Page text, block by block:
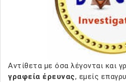
Αντίθετα με όσα λέγονται και
γραφεία έρευνας, εμείς